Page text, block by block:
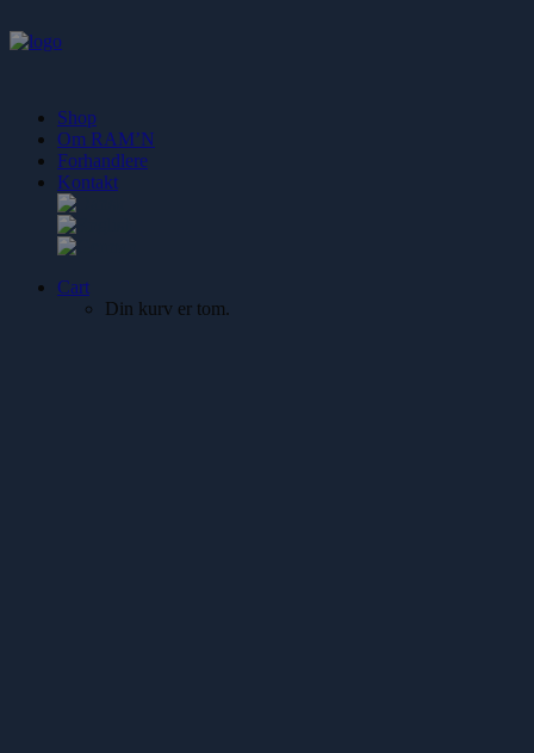
Shop
Om RAM’N
Forhandlere
Kontakt
Cart
Din kurv er tom.